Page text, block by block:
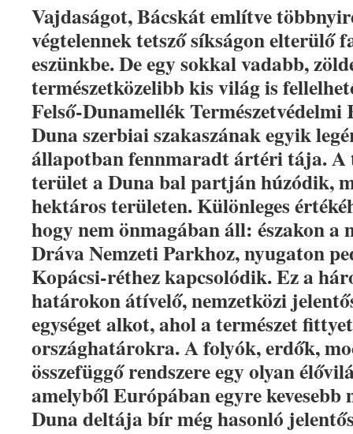
Vajdaságot, Bácskát említve
végtelennek tetsző síkságon elterülő
eszünkbe. De egy sokkal vadabb,
természetközelibb kis világ is
Felső-Dunamellék Természetvédelmi
Duna szerbiai szakaszának egyik
állapotban fennmaradt ártéri tája. A
terület a Duna bal partján húzódik,
hektáros területen. Különleges
hogy nem önmagában áll: északon a
Dráva Nemzeti Parkhoz, nyugaton
Kopácsi-réthez kapcsolódik. Ez a
határokon átívelő, nemzetközi
egységet alkot, ahol a természet
országhatárokra. A folyók, erdők,
összefüggő rendszere egy olyan
amelyből Európában egyre kevesebb
Duna deltája bír még hasonló